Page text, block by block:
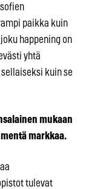
paikka kuin
happening on
yhtä
kuin se
mukaan
markkaa.
tulevat